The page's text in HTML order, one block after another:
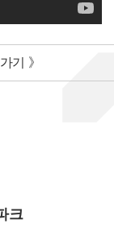
기 》
크